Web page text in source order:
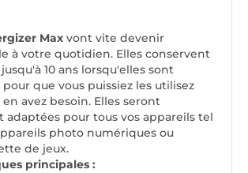
Max vont vite devenir
à votre quotidien. Elles conservent
10 ans lorsqu'elles sont
que vous puissiez les utilisez
avez besoin. Elles seront
adaptées pour tous vos appareils tel
photo numériques ou
de jeux.
principales :